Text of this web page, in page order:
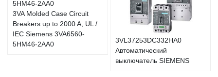
3VA Molded Case Circuit
Breakers up to 2000 A, UL /
IEC Siemens 3VA6560-
5HM46-2AA0
3VL37253DC332HA0
Автоматический
выключатель SIEMENS